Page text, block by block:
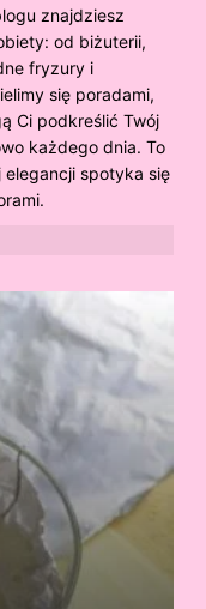
znajdziesz
od biżuterii,
fryzury i
się poradami,
Ci podkreślić Twój
każdego dnia. To
spotyka się